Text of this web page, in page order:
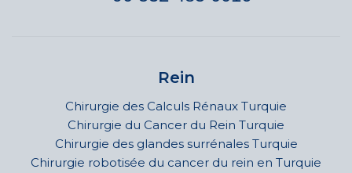
Rein
Chirurgie des Calculs Rénaux Turquie
Chirurgie du Cancer du Rein Turquie
Chirurgie des glandes surrénales Turquie
Chirurgie robotisée du cancer du rein en Turquie